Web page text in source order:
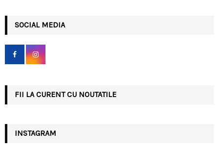
h
f
r
SOCIAL MEDIA
FII LA CURENT CU NOUTATILE
INSTAGRAM